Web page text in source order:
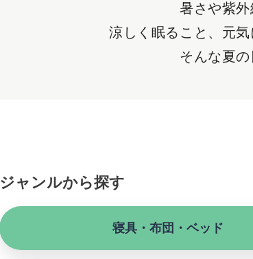
暑さや紫外
涼しく眠ること、元
そんな夏
ジャンルから探す
寝具・布団・ベッド